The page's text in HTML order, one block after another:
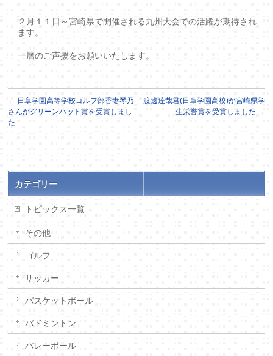
２月１１日～宮崎県で開催される九州大会での活躍が期待され
ます。
一層のご声援をお願いいたします。
← 日章学園高等学校ゴルフ部香妻琴乃
さんがグリーンハット賞を受賞しまし
た
渡邊達哉君(日章学園高校)が宮崎県学
生栄誉賞を受賞しました →
カテゴリー
トピックス一覧
その他
ゴルフ
サッカー
バスケットボール
バドミントン
バレーボール